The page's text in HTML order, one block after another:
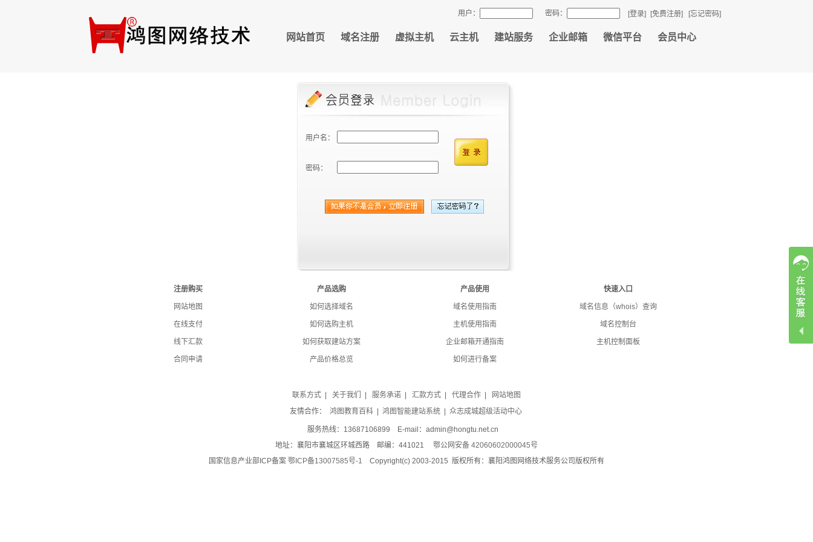
用户： 密码： [登录] [免费注册] [忘记密码]
网站首页 域名注册 虚拟主机 云主机 建站服务 企业邮箱 微信平台 会员中心
用户名：
密码：
注册购买
网站地图
在线支付
线下汇款
合同申请
产品选购
如何选择域名
如何选购主机
如何获取建站方案
产品价格总览
产品使用
域名使用指南
主机使用指南
企业邮箱开通指南
如何进行备案
快速入口
域名信息（whois）查询
域名控制台
主机控制面板
联系方式 关于我们 服务承诺 汇款方式 代理合作
网站地图
友情合作：
鸿图教育百科| 鸿图智能建站系统| 众志成城超级活动中心
服务热线：13687106899 E-mail：admin@hongtu.net.cn
地址：襄阳市襄城区环城西路 邮编：441021 鄂公网安备 42060602000045号
国家信息产业部ICP备案 鄂ICP备13007585号-1 Copyright(c) 2003-2015 版权所有：襄阳鸿图网络技术服务公司版权所有